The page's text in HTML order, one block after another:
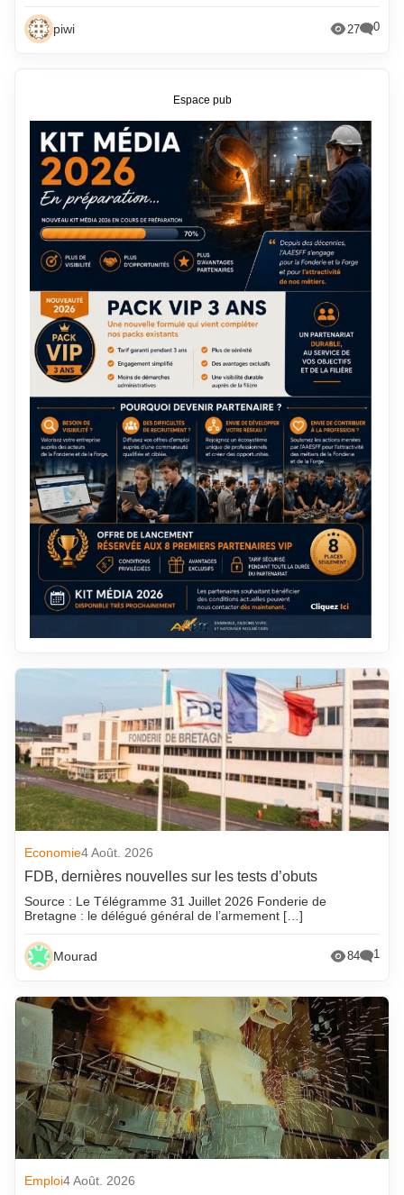
piwi 27 0
Economie4 Août. 2026
FDB, dernières nouvelles sur les tests d’obuts
Source : Le Télégramme 31 Juillet 2026 Fonderie de
Bretagne : le délégué général de l’armement […]
Mourad 84 1
Emploi4 Août. 2026
Espace pub